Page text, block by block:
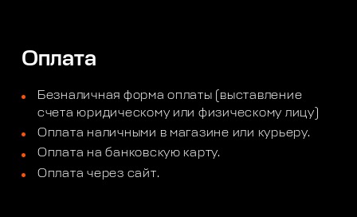
Оплата
Безналичная форма оплаты (выставление
счета юридическому или физическому лицу)
Оплата наличными в магазине или курьеру.
Оплата на банковскую карту.
Оплата через сайт.